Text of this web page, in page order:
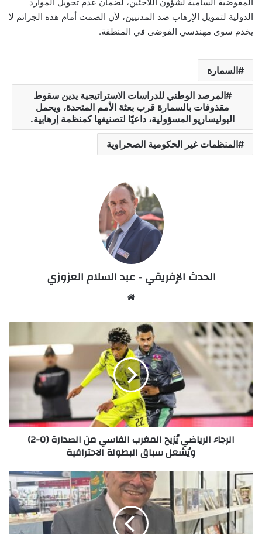
الدولية لتمويل الإرهاب ضد المدنيين، لأن الصمت أمام هذه الجرائم لا
يخدم سوى مهندسي الفوضى في المنطقة.
السمارة
المرصد الوطني للدراسات الاستراتيجية يدين سقوط
مقذوفات بالسمارة قرب بعثة الأمم المتحدة، ويحمل
البوليساريو المسؤولية، داعيًا لتصنيفها كمنظمة إرهابية.
المنظمات غير الحكومية الصحراوية
الحدث الإفريقي - عبد السلام العزوزي
الرجاء
الرياضي
يُزيح
المغرب
من
الصدارة
(0-
2)
ويُشعل
الاحترافية
الرجاء الرياضي يُزيح المغرب الفاسي من الصدارة (0-2)
ويُشعل سباق البطولة الاحترافية
بوصوف..يفكك
العلاقة
المعقدة
بين
الشرق